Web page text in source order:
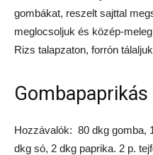
gombákat, reszelt sajttal
meglocsoljuk és közép-
Rizs talapzaton, forrón
Hozzávalók: 80 dkg gomba,
dkg só, 2 dkg paprika. 2 p.